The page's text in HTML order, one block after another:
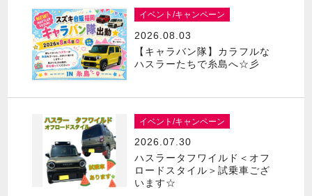
イベント/キャンペーン
2026.08.03
【キャラバン隊】カラフルな
ハスラーたちで糸島へ☆彡
イベント/キャンペーン
2026.07.30
ハスラータフワイルド＜オフ
ロードスタイル＞試乗車ござ
います☆